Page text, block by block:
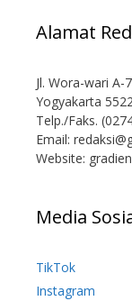
Alamat
Jl. Wora-wari A-
Yogyakarta
Telp./Faks.
Email:
Website:
Media
TikTok
Instagram